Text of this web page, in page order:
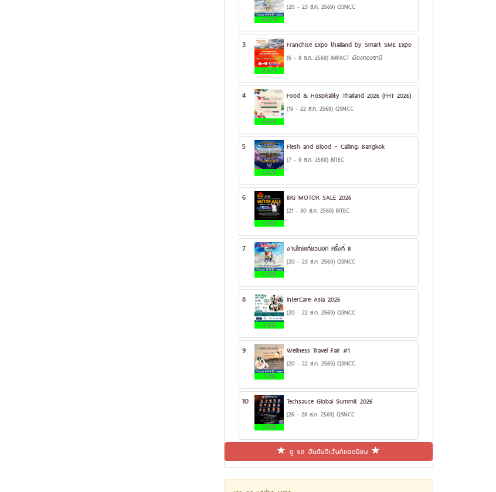
14.07%
(20 - 23 ส.ค. 2569) QSNCC
3
12.47%
Franchise Expo thailand by Smart SME Expo
(6 - 9 ส.ค. 2569) IMPACT เมืองทองธานี
4
6.82%
Food & Hospitality Thailand 2026 (FHT 2026)
(19 - 22 ส.ค. 2569) QSNCC
5
5.62%
Flesh and Blood – Calling: Bangkok
(7 - 9 ส.ค. 2569) BITEC
6
3.98%
BIG MOTOR SALE 2026
(21 - 30 ส.ค. 2569) BITEC
7
3.87%
งานไทยเที่ยวนอก ครั้งที่ 8
(20 - 23 ส.ค. 2569) QSNCC
8
3.19%
InterCare Asia 2026
(20 - 22 ส.ค. 2569) QSNCC
9
3.11%
Wellness Travel Fair #1
(20 - 22 ส.ค. 2569) QSNCC
10
2.64%
Techsauce Global Summit 2026
(26 - 28 ส.ค. 2569) QSNCC
ดู 50 อันดับอีเว้นท์ยอดนิยม